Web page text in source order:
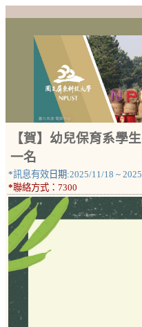
【賀】幼兒保育系學
一名
*訊息有效 日期:2025/11/18 ~
*聯絡方式： 7300